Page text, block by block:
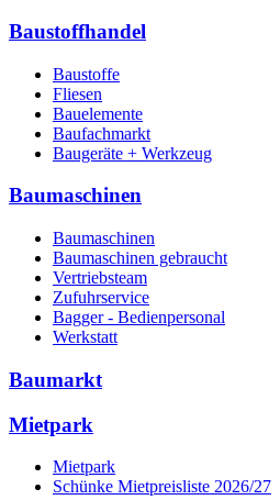
Baustoffhandel
Baustoffe
Fliesen
Bauelemente
Baufachmarkt
Baugeräte + Werkzeug
Baumaschinen
Baumaschinen
Baumaschinen gebraucht
Vertriebsteam
Zufuhrservice
Bagger - Bedienpersonal
Werkstatt
Baumarkt
Mietpark
Mietpark
Schünke Mietpreisliste 2026/27